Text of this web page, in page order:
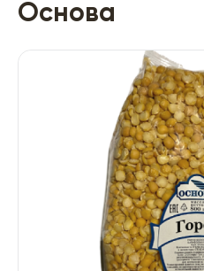
Основа